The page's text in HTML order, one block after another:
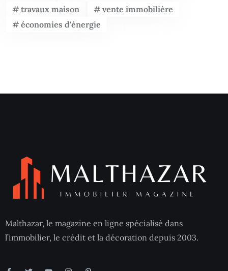
travaux maison
vente immobilière
économies d'énergie
Malthazar, le magazine en ligne spécialisé dans
l’immobilier, le crédit et la décoration depuis 2003.